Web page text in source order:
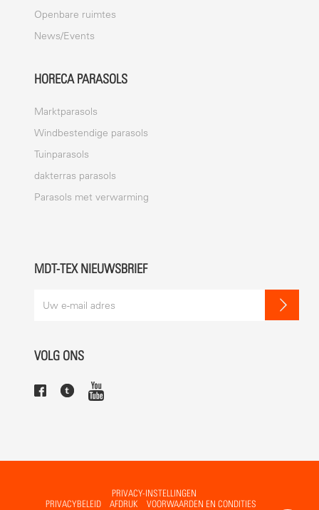
Openbare ruimtes
News/Events
HORECA PARASOLS
Marktparasols
Windbestendige parasols
Tuinparasols
dakterras parasols
Parasols met verwarming
MDT-TEX NIEUWSBRIEF
VOLG ONS
PRIVACY-INSTELLINGEN
PRIVACYBELEID
AFDRUK VOORWAARDEN EN CONDITIES